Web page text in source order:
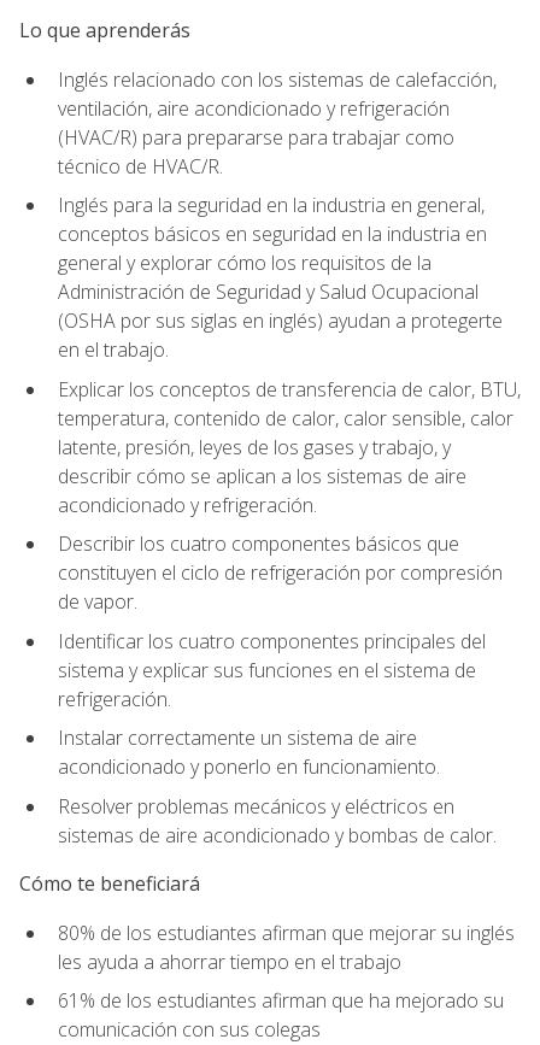
Lo que aprenderás
Inglés relacionado con los sistemas de calefacción,
ventilación, aire acondicionado y refrigeración
(HVAC/R) para prepararse para trabajar como
técnico de HVAC/R.
Inglés para la seguridad en la industria en general,
conceptos básicos en seguridad en la industria en
general y explorar cómo los requisitos de la
Administración de Seguridad y Salud Ocupacional
(OSHA por sus siglas en inglés) ayudan a protegerte
en el trabajo.
Explicar los conceptos de transferencia de calor, BTU,
temperatura, contenido de calor, calor sensible, calor
latente, presión, leyes de los gases y trabajo, y
describir cómo se aplican a los sistemas de aire
acondicionado y refrigeración.
Describir los cuatro componentes básicos que
constituyen el ciclo de refrigeración por compresión
de vapor.
Identificar los cuatro componentes principales del
sistema y explicar sus funciones en el sistema de
refrigeración.
Instalar correctamente un sistema de aire
acondicionado y ponerlo en funcionamiento.
Resolver problemas mecánicos y eléctricos en
sistemas de aire acondicionado y bombas de calor.
Cómo te beneficiará
80% de los estudiantes afirman que mejorar su inglés
les ayuda a ahorrar tiempo en el trabajo
61% de los estudiantes afirman que ha mejorado su
comunicación con sus colegas